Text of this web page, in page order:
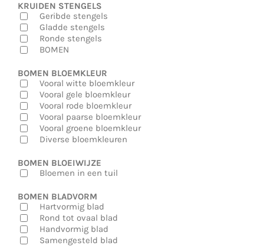
KRUIDEN STENGELS
Geribde stengels
Gladde stengels
Ronde stengels
BOMEN
BOMEN BLOEMKLEUR
Vooral witte bloemkleur
Vooral gele bloemkleur
Vooral rode bloemkleur
Vooral paarse bloemkleur
Vooral groene bloemkleur
Diverse bloemkleuren
BOMEN BLOEIWIJZE
Bloemen in een tuil
BOMEN BLADVORM
Hartvormig blad
Rond tot ovaal blad
Handvormig blad
Samengesteld blad